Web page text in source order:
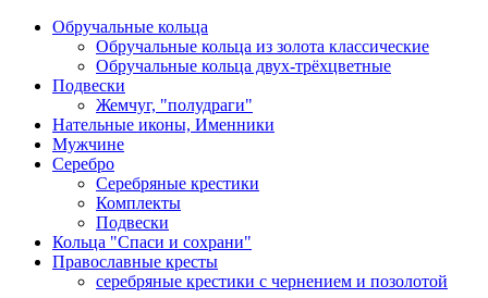
Обручальные кольца
Обручальные кольца из золота классические
Обручальные кольца двух-трёхцветные
Подвески
Жемчуг, "полудраги"
Нательные иконы, Именники
Мужчине
Серебро
Серебряные крестики
Комплекты
Подвески
Кольца "Спаси и сохрани"
Православные кресты
cеребряные крестики с чернением и позолотой